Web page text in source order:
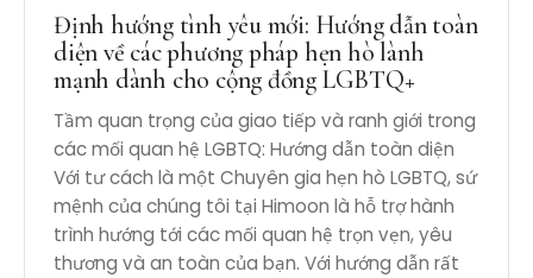
Định hướng tình yêu mới: Hướng dẫn toàn
diện về các phương pháp hẹn hò lành
mạnh dành cho cộng đồng LGBTQ+
Tầm quan trọng của giao tiếp và ranh giới trong
các mối quan hệ LGBTQ: Hướng dẫn toàn diện
Với tư cách là một Chuyên gia hẹn hò LGBTQ, sứ
mệnh của chúng tôi tại Himoon là hỗ trợ hành
trình hướng tới các mối quan hệ trọn vẹn, yêu
thương và an toàn của bạn. Với hướng dẫn rất